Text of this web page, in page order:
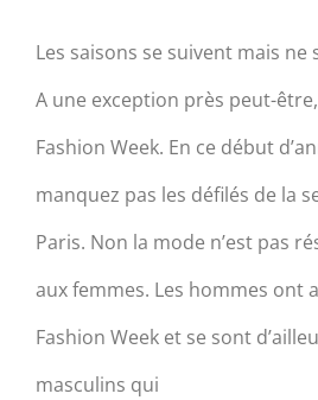
Les saisons se suivent mais ne
A une exception près peut-
Fashion Week. En ce début
manquez pas les défilés de la
Paris. Non la mode n’est pas
aux femmes. Les hommes ont
Fashion Week et se sont
masculins qui